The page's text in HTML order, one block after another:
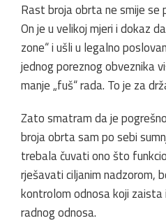
Rast broja obrta ne smije
On je u velikoj mjeri i dokaz
zone“ i ušli u legalno
jednog poreznog obveznika
manje „fuš“ rada. To je za
Zato smatram da je
broja obrta sam po sebi
trebala čuvati ono što
rješavati ciljanim nadzorom,
kontrolom odnosa koji zaista
radnog odnosa.